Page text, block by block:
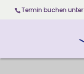
Termin buchen unter